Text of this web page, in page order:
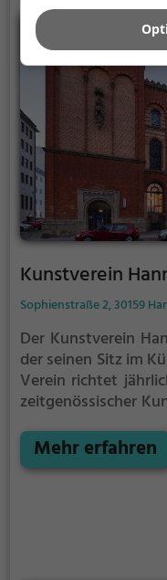
Kunstverein
Sophienstraße 2, 30159
Der Kunstverein
der seinen Sitz im
Verein richtet
zeitgenössischer
gegründet. Gründer
hannoverscher
Mehr erfahren